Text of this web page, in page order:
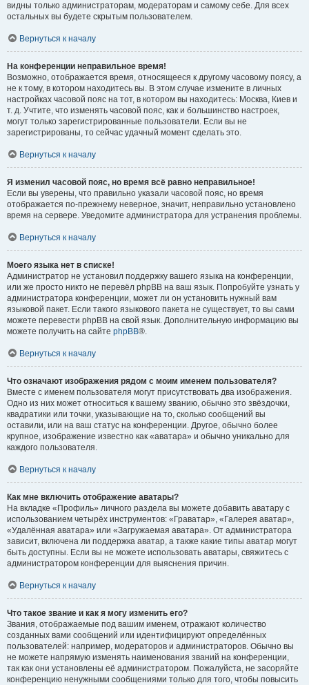
видны только администраторам, модераторам и самому себе. Для всех
остальных вы будете скрытым пользователем.
Вернуться к началу
На конференции неправильное время!
Возможно, отображается время, относящееся к другому часовому поясу, а
не к тому, в котором находитесь вы. В этом случае измените в личных
настройках часовой пояс на тот, в котором вы находитесь: Москва, Киев и
т. д. Учтите, что изменять часовой пояс, как и большинство настроек,
могут только зарегистрированные пользователи. Если вы не
зарегистрированы, то сейчас удачный момент сделать это.
Вернуться к началу
Я изменил часовой пояс, но время всё равно неправильное!
Если вы уверены, что правильно указали часовой пояс, но время
отображается по-прежнему неверное, значит, неправильно установлено
время на сервере. Уведомите администратора для устранения проблемы.
Вернуться к началу
Моего языка нет в списке!
Администратор не установил поддержку вашего языка на конференции,
или же просто никто не перевёл phpBB на ваш язык. Попробуйте узнать у
администратора конференции, может ли он установить нужный вам
языковой пакет. Если такого языкового пакета не существует, то вы сами
можете перевести phpBB на свой язык. Дополнительную информацию вы
можете получить на сайте phpBB®.
Вернуться к началу
Что означают изображения рядом с моим именем пользователя?
Вместе с именем пользователя могут присутствовать два изображения.
Одно из них может относиться к вашему званию, обычно это звёздочки,
квадратики или точки, указывающие на то, сколько сообщений вы
оставили, или на ваш статус на конференции. Другое, обычно более
крупное, изображение известно как «аватара» и обычно уникально для
каждого пользователя.
Вернуться к началу
Как мне включить отображение аватары?
На вкладке «Профиль» личного раздела вы можете добавить аватару с
использованием четырёх инструментов: «Граватар», «Галерея аватар»,
«Удалённая аватара» или «Загружаемая аватара». От администратора
зависит, включена ли поддержка аватар, а также какие типы аватар могут
быть доступны. Если вы не можете использовать аватары, свяжитесь с
администратором конференции для выяснения причин.
Вернуться к началу
Что такое звание и как я могу изменить его?
Звания, отображаемые под вашим именем, отражают количество
созданных вами сообщений или идентифицируют определённых
пользователей: например, модераторов и администраторов. Обычно вы
не можете напрямую изменять наименования званий на конференции,
так как они установлены её администратором. Пожалуйста, не засоряйте
конференцию ненужными сообщениями только для того, чтобы повысить